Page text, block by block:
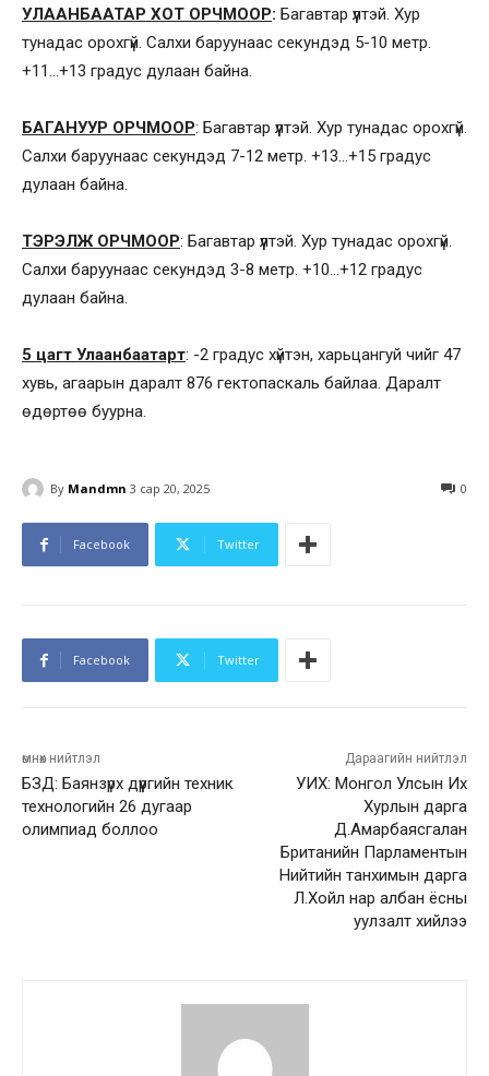
УЛААНБААТАР ХОТ ОРЧМООР: Багавтар үүлтэй. Хур
тунадас орохгүй. Салхи баруунаас секундэд 5-10 метр.
+11…+13 градус дулаан байна.
БАГАНУУР ОРЧМООР: Багавтар үүлтэй. Хур тунадас орохгүй.
Салхи баруунаас секундэд 7-12 метр. +13…+15 градус
дулаан байна.
ТЭРЭЛЖ ОРЧМООР: Багавтар үүлтэй. Хур тунадас орохгүй.
Салхи баруунаас секундэд 3-8 метр. +10…+12 градус
дулаан байна.
5 цагт Улаанбаатарт: -2 градус хүйтэн, харьцангуй чийг 47
хувь, агаарын даралт 876 гектопаскаль байлаа. Даралт
өдөртөө буурна.
By Mandmn 3 сар 20, 2025 0
Facebook Twitter
Facebook Twitter
өмнөх нийтлэл
БЗД: Баянзүрх дүүргийн техник
технологийн 26 дугаар
олимпиад боллоо
Дараагийн нийтлэл
УИХ: Монгол Улсын Их
Хурлын дарга
Д.Амарбаясгалан
Британийн Парламентын
Нийтийн танхимын дарга
Л.Хойл нар албан ёсны
уулзалт хийлээ